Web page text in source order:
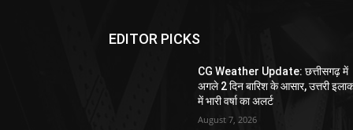
EDITOR PICKS
CG Weather Update: छत्तीसगढ़ में
अगले 2 दिन बारिश के आसार, उत्तरी
में भारी वर्षा का अलर्ट
August 7, 2026